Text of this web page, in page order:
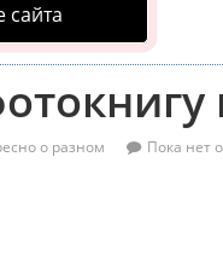
сайта
о разном Пока нет